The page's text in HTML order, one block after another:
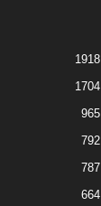
1918
1704
965
792
787
664